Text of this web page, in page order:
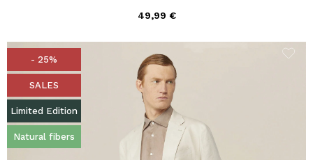
49,99 €
- 25%
SALES
Limited Edition
Natural fibers